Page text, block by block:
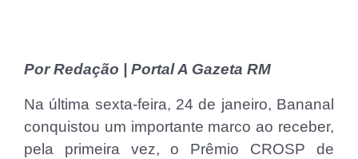
Por Redação | Portal A Gazeta RM
Na última sexta-feira, 24 de janeiro, Bananal
conquistou um importante marco ao receber,
pela primeira vez, o Prêmio CROSP de